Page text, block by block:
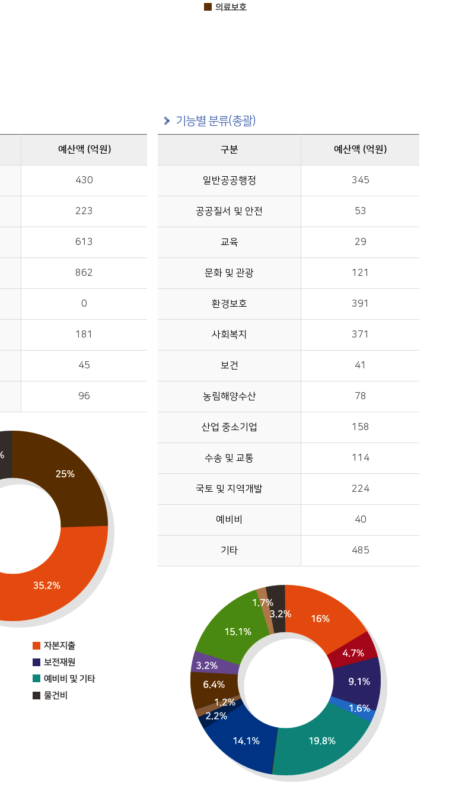
예산액 (억원)
430
223
613
862
0
181
45
96
기능별 분류(총괄)
구분 예산액 (억원)
일반공공행정 345
공공질서 및 안전 53
교육 29
문화 및 관광 121
환경보호 391
사회복지 371
보건 41
농림해양수산 78
산업 중소기업 158
수송 및 교통 114
국토 및 지역개발 224
예비비 40
기타 485